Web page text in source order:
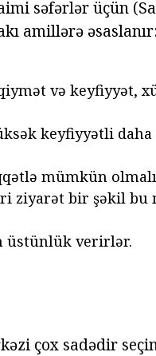
səfərlər üçün
amillərə əsaslanır:
və keyfiyyət,
keyfiyyətli daha
mümkün
ziyarət bir şəkil bu
üstünlük verirlər.
çox sadədir